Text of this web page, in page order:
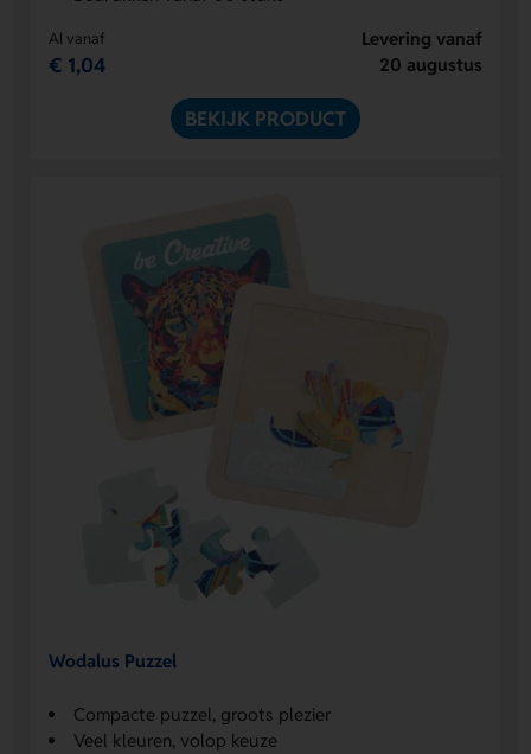
Al vanaf
€ 1,04
Levering vanaf
20 augustus
BEKIJK PRODUCT
Wodalus Puzzel
Compacte puzzel, groots plezier
Veel kleuren, volop keuze